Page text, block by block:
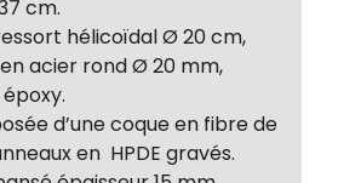
cm.
hélicoïdal Ø 20 cm,
acier rond Ø 20 mm,
d’une coque en fibre de
en HPDE gravés.